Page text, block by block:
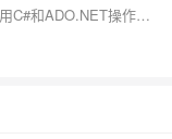
本文接续前文，深入讲解了在Windows环境下使用C#和ADO.NET操作南大通用GBase 8s数据库的方法。通过Visual Studio 2022创建项目，添加GBase 8s的DLL引用，并提供了详细的C#代码示例，涵盖数据库连接、表的创建与修改、数据的增删查改等操作，旨在帮助开发者提高数据库管理效率。